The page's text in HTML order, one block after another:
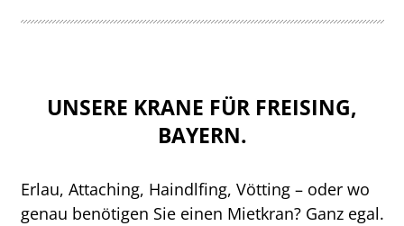
UNSERE KRANE FÜR FREISING,
BAYERN.
Erlau, Attaching, Haindlfing, Vötting – oder wo
genau benötigen Sie einen Mietkran? Ganz egal.